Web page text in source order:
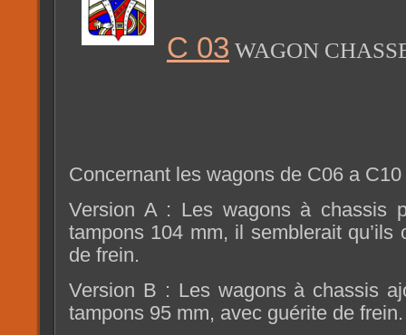
C 03 WAGON
Concernant les wagons de C06 a C10
Version A : Les wagons à chassis
tampons 104 mm, il semblerait qu’ils
de frein.
Version B : Les wagons à chassis
tampons 95 mm, avec guérite de frein.